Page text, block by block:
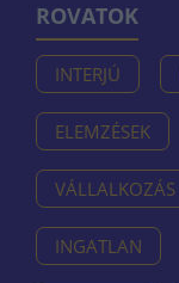
ROVATOK
INTERJÚ
ELEMZÉSEK
VÁLLALKOZÁS
INGATLAN